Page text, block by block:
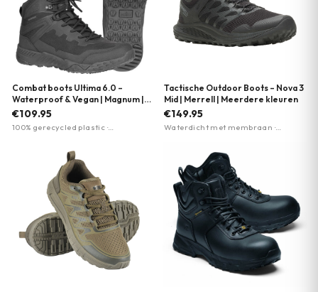
Combat boots Ultima 6.0 –
Waterproof & Vegan | Magnum |
Meerdere kleuren
€109.95
100% gerecycled plastic ·
Tactische Outdoor Boots – Nova 3
Mid | Merrell | Meerdere kleuren
€149.95
Waterdicht met membraan ·